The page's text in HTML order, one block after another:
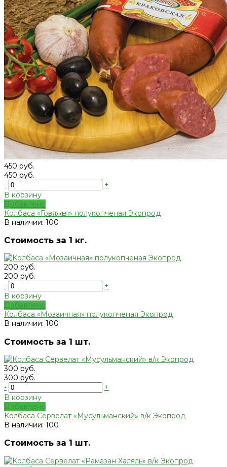
450 руб.
450 руб.
-
+
В корзину
Добавлено
Колбаса «Говяжья» полукопченая Экопрод
В наличии: 100
Стоимость за 1 кг.
200 руб.
200 руб.
-
+
В корзину
Добавлено
Колбаса «Мозаичная» полукопченая Экопрод
В наличии: 100
Стоимость за 1 шт.
300 руб.
300 руб.
-
+
В корзину
Добавлено
Колбаса Сервелат «Мусульманский» в/к Экопрод
В наличии: 100
Стоимость за 1 шт.